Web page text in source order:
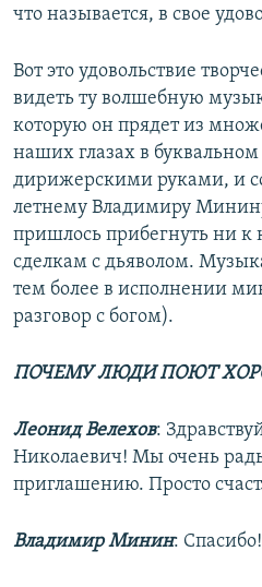
что называется, в свое
Вот это удовольствие
видеть ту волшебную
которую он прядет из
наших глазах в
дирижерскими руками, и
летнему Владимиру
пришлось прибегнуть ни к
сделкам с дьяволом.
тем более в исполнении
разговор с богом).
ПОЧЕМУ ЛЮДИ ПОЮТ
Леонид Велехов:
Николаевич! Мы очень
приглашению. Просто
Владимир Минин: Спасибо!